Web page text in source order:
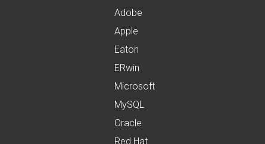
Adobe
Apple
Eaton
ERwin
Microsoft
MySQL
Oracle
Red Hat